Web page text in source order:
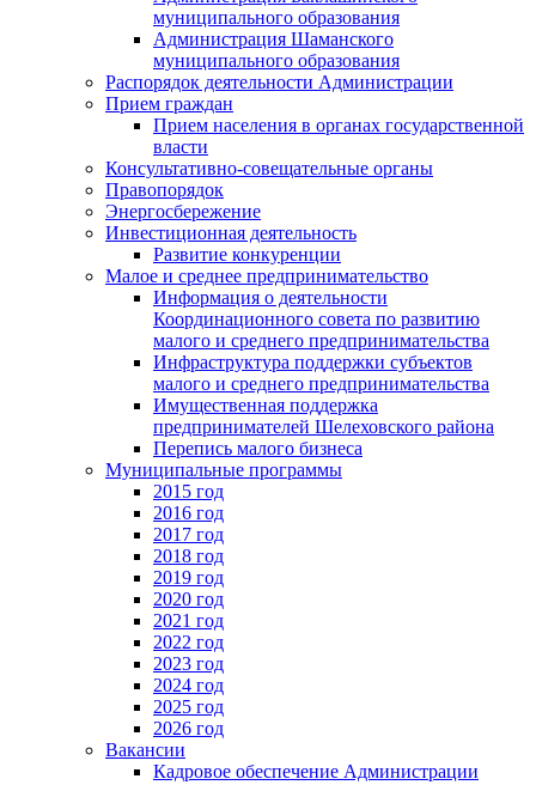
муниципального образования
Администрация Шаманского
муниципального образования
Распорядок деятельности Администрации
Прием граждан
Прием населения в органах государственной
власти
Консультативно-совещательные органы
Правопорядок
Энергосбережение
Инвестиционная деятельность
Развитие конкуренции
Малое и среднее предпринимательство
Информация о деятельности
Координационного совета по развитию
малого и среднего предпринимательства
Инфраструктура поддержки субъектов
малого и среднего предпринимательства
Имущественная поддержка
предпринимателей Шелеховского района
Перепись малого бизнеса
Муниципальные программы
2015 год
2016 год
2017 год
2018 год
2019 год
2020 год
2021 год
2022 год
2023 год
2024 год
2025 год
2026 год
Вакансии
Кадровое обеспечение Администрации